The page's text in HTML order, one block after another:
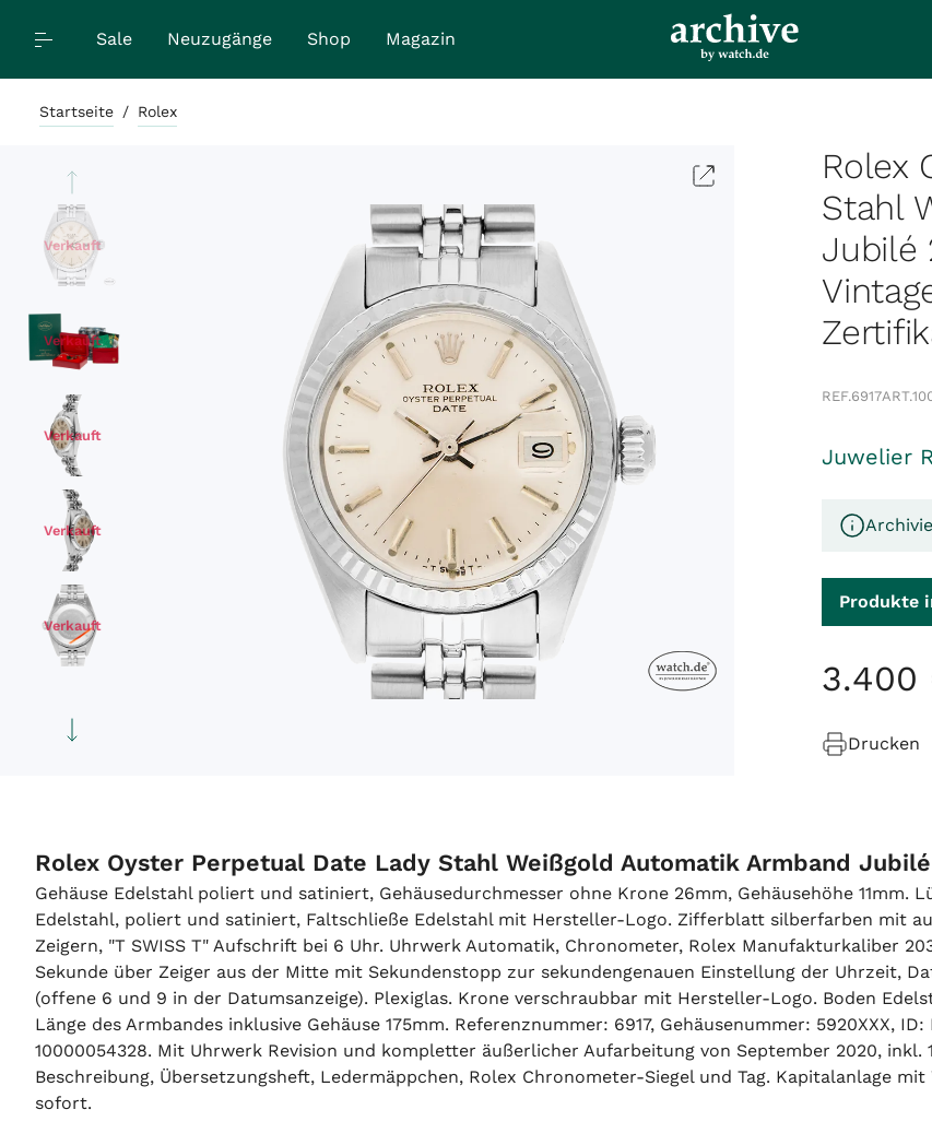
Sale Neuzugänge Shop Magazin
Startseite / Rolex
Rolex
Stahl
Jubilé
Verkauft
Verkauft
Verkauft
Verkauft
Verkauft
Verkauft
Verkauft
REF.6917ART.
Juwelier
Produkte
3.400
Drucken
Rolex Oyster Perpetual Date Lady Stahl Weißgold Automatik Armband Jubilé
Gehäuse Edelstahl poliert und satiniert, Gehäusedurchmesser ohne Krone 26mm, Gehäusehöhe
Edelstahl, poliert und satiniert, Faltschließe Edelstahl mit Hersteller-Logo. Zifferblatt silberfarben mit
Zeigern, "T SWISS T" Aufschrift bei 6 Uhr. Uhrwerk Automatik, Chronometer, Rolex Manufakturkaliber
Sekunde über Zeiger aus der Mitte mit Sekundenstopp zur sekundengenauen Einstellung der Uhrzeit,
(offene 6 und 9 in der Datumsanzeige). Plexiglas. Krone verschraubbar mit Hersteller-Logo. Boden
Länge des Armbandes inklusive Gehäuse 175mm. Referenznummer: 6917, Gehäusenummer: 5920XXX,
10000054328. Mit Uhrwerk Revision und kompletter äußerlicher Aufarbeitung von September 2020, inkl.
Beschreibung, Übersetzungsheft, Ledermäppchen, Rolex Chronometer-Siegel und Tag. Kapitalanlage
sofort.